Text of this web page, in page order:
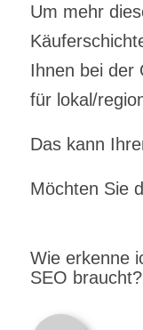
Um mehr
Ihnen bei der
für lokal/
Das kann
Möchten Sie
Wie erkenne
SEO braucht?